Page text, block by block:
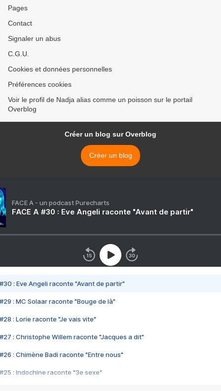
Pages
Contact
Signaler un abus
C.G.U.
Cookies et données personnelles
Préférences cookies
Voir le profil de Nadja alias comme un poisson sur le portail
Overblog
Créer un blog sur Overblog
Créer un blog
FACE A - un podcast Purecharts
FACE A #30 : Eve Angeli raconte "Avant de partir"
#30 : Eve Angeli raconte "Avant de partir"
#29 : MC Solaar raconte "Bouge de là"
#28 : Lorie raconte "Je vais vite"
#27 : Christophe Willem raconte "Jacques a dit"
#26 : Chimène Badi raconte "Entre nous"
#25 : Indochine raconte "3e sexe"